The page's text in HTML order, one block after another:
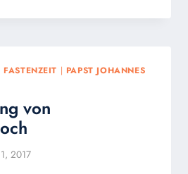
FASTENZEIT | PAPST JOHANNES
von
2017